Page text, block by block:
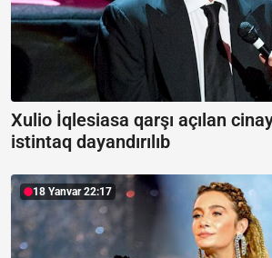
Xulio İqlesiasa qarşı açılan
istintaq dayandırılıb
18 Yanvar 22:17